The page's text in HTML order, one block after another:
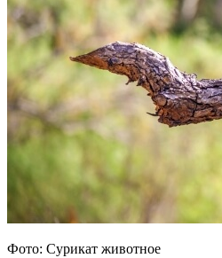
Фото: Сурикат животное